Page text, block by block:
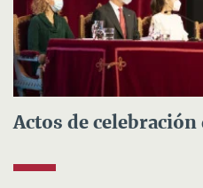
Actos de